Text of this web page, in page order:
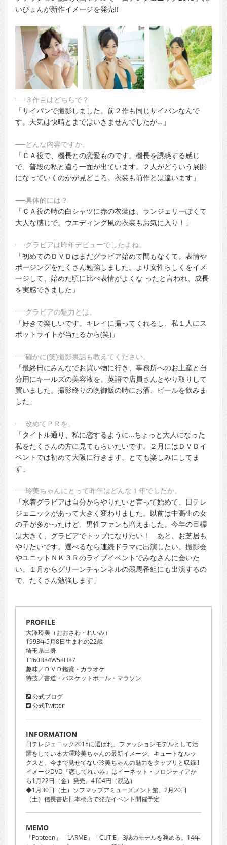
いぴょんが新作イメージを発売!!
──３作目はどちらで？
「サイパンで撮影しました。前２作も同じサイパンなんで
す。天気は快晴とまではいきませんでしたが…」
──どんな内容ですか。
「ＣＡ役で、機長との恋愛ものです。機長を誘惑する感じ
で、普段の私と違う一面が出ています。２人がどういう展開
になっていくのかが見どころ。衣装も前作とは違います」
──具体的には？
「ＣＡ役の時の白シャツに赤の衣装は、ランジェリーぽくて
大人な感じで。ウエディング風の衣装もお気に入り！」
──グラビアは昨年デビューでしたよね。
「初めてのＤＶＤはまだグラビア始めて間もなくて。表情や
ポージングをたくさん勉強しました。より女性らしくをイメ
ージして、始めた頃に比べ表情がよくな ったと言われ、成長
を実感できました」
──グラビアの魅力とは。
「好きで楽しいです。キレイに撮ってくれるし、私１人にス
ポットライトが当たるから(笑)」
──確かに(笑)撮影裏話も教えてください。
「最終日にみんなでお買い物に行き、事務所へのお土産と自
分用にキールズの美容液を。英語で店員さんとやり取りして
買いました。撮影終りの晩御飯の時にお酒、ビールを飲みま
した」
──改めてＰＲを。
「タイトル通り、私に恋するように…ちょっと大人になった
私をたくさんの方に見てもらいたいです。２月にはＤＶＤイ
ベントでは初めて大阪に行きます。とても楽しみにしてま
す」
──玲美ちゃんにとって昨年はどんな１年でしたか。
「水着グラビアは自分からやりたいと言って始めて、日テレ
ジェニックがあって大きく変わりました。以前は中高生の女
の子が多かったけど、男性ファンも増えました。今年の目標
は大きく、グラビアでトップになりたい！ あと、お芝居も
やりたいです。選べるなら連続ドラマに出演したい。撮影会
やユニットＮＫ３Ｒのライブイベントでみなさんに会いた
い。１月からグリーンチャンネルの競馬番組にも出演するの
で、たくさん勉強します」
PROFILE
大澤玲美（おおさわ・れいみ）
1993年5月8日生まれの22歳
埼玉県出身
T160B84W58H87
趣味／ＤＶＤ鑑賞・カラオケ
特技／書道・バスケットボール・マラソン
公式ブログ
公式Twitter
INFORMATION
日テレジェニック2015に選ばれ、ファッションモデルとして活
躍をしている大澤玲美ちゃんの最新イメージ。キュートなルッ
クスと、今まで見せてない玲美ちゃんの魅力をタップリと収録!!
イメージDVD『恋してれいみ』はイーネット・フロンティアか
ら1月22日（金）発売。4104円（税込）
◆1月30日（土）ソフマップアミューズメント館、2月20日
（土）信長書店日本橋店で発売イベント開催予定
MEMO
「Popteen」「LARME」「CUTiE」3誌のモデルを務める。14年